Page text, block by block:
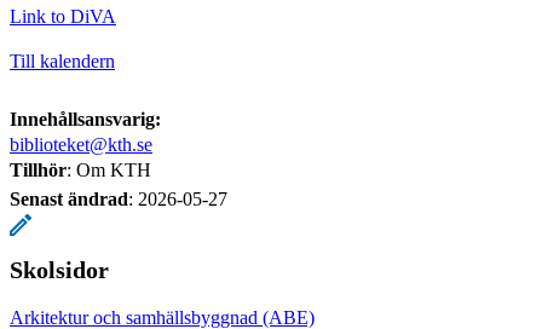
Link to DiVA
Till kalendern
Innehållsansvarig:
biblioteket@kth.se
Tillhör: Om KTH
Senast ändrad: 2026-05-27
Skolsidor
Arkitektur och samhällsbyggnad (ABE)